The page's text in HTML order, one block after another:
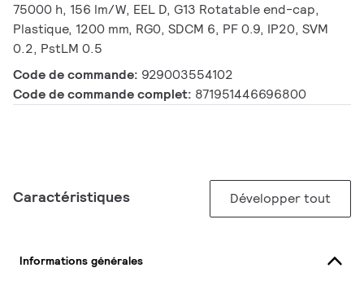
75000 h, 156 lm/W, EEL D, G13 Rotatable end-cap,
Plastique, 1200 mm, RG0, SDCM 6, PF 0.9, IP20, SVM
0.2, PstLM 0.5
Code de commande: 929003554102
Code de commande complet: 871951446696800
Caractéristiques Développer tout
Informations générales